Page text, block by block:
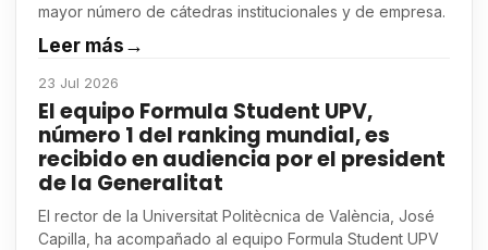
mayor número de cátedras institucionales y de empresa.
Leer más→
23 Jul 2026
El equipo Formula Student UPV,
número 1 del ranking mundial, es
recibido en audiencia por el president
de la Generalitat
El rector de la Universitat Politècnica de València, José
Capilla, ha acompañado al equipo Formula Student UPV